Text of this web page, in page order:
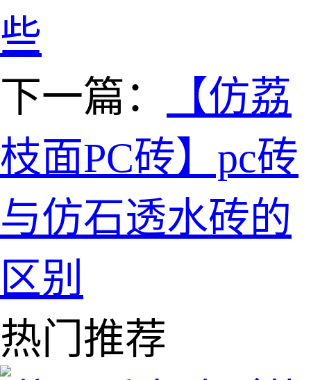
些
下一篇：
【仿荔
枝面PC砖】pc砖
与仿石透水砖的
区别
热门推荐